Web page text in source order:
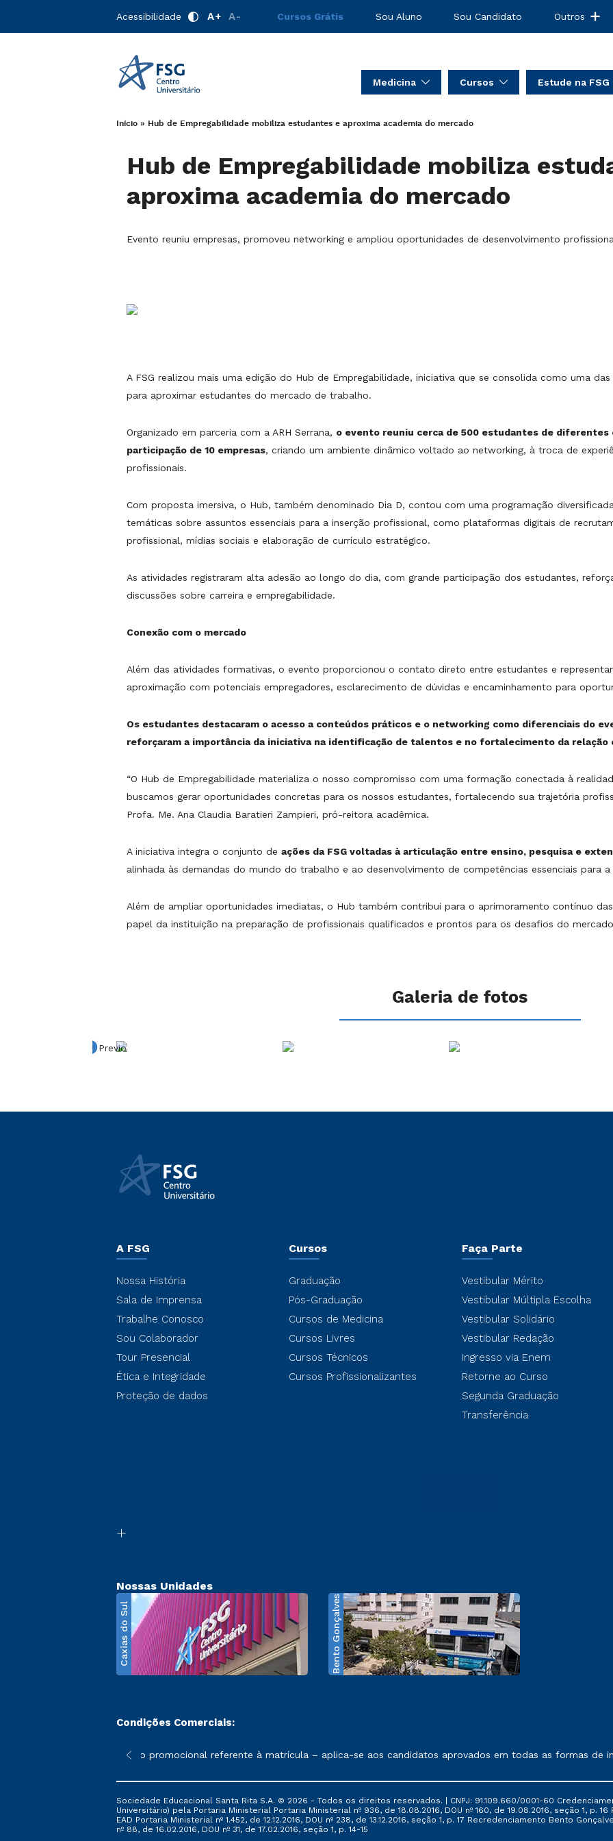
Acessibilidade A+ A- Cursos Grátis Sou Aluno Sou Candidato Outros
Medicina Cursos Estude na FSG
Início » Hub de Empregabilidade mobiliza estudantes e aproxima academia do mercado
Hub de Empregabilidade mobiliza
aproxima academia do mercado
Evento reuniu empresas, promoveu networking e ampliou oportunidades de desenvolvimento
A FSG realizou mais uma edição do Hub de Empregabilidade, iniciativa que se consolida como uma
para aproximar estudantes do mercado de trabalho.
Organizado em parceria com a ARH Serrana, o evento reuniu cerca de 500 estudantes de diferentes
participação de 10 empresas, criando um ambiente dinâmico voltado ao networking, à troca de
profissionais.
Com proposta imersiva, o Hub, também denominado Dia D, contou com uma programação
temáticas sobre assuntos essenciais para a inserção profissional, como plataformas digitais de
profissional, mídias sociais e elaboração de currículo estratégico.
As atividades registraram alta adesão ao longo do dia, com grande participação dos estudantes,
discussões sobre carreira e empregabilidade.
Conexão com o mercado
Além das atividades formativas, o evento proporcionou o contato direto entre estudantes e
aproximação com potenciais empregadores, esclarecimento de dúvidas e encaminhamento para
Os estudantes destacaram o acesso a conteúdos práticos e o networking como diferenciais do
reforçaram a importância da iniciativa na identificação de talentos e no fortalecimento da relação
“O Hub de Empregabilidade materializa o nosso compromisso com uma formação conectada à
buscamos gerar oportunidades concretas para os nossos estudantes, fortalecendo sua trajetória
Profa. Me. Ana Claudia Baratieri Zampieri, pró-reitora acadêmica.
A iniciativa integra o conjunto de ações da FSG voltadas à articulação entre ensino, pesquisa e
alinhada às demandas do mundo do trabalho e ao desenvolvimento de competências essenciais para a
Além de ampliar oportunidades imediatas, o Hub também contribui para o aprimoramento contínuo
papel da instituição na preparação de profissionais qualificados e prontos para os desafios do
Galeria de fotos
Previous
A FSG
Nossa História
Sala de Imprensa
Trabalhe Conosco
Sou Colaborador
Tour Presencial
Ética e Integridade
Proteção de dados
Cursos
Graduação
Pós-Graduação
Cursos de Medicina
Cursos Livres
Cursos Técnicos
Cursos Profissionalizantes
Faça Parte
Vestibular Mérito
Vestibular Múltipla Escolha
Vestibular Solidário
Vestibular Redação
Ingresso via Enem
Retorne ao Curso
Segunda Graduação
Transferência
Nossas Unidades
Caxias do Sul Bento Gonçalves
Condições Comerciais:
sofrer alterações nos períodos de rematrícula conforme exposto no contrato de prestação de serviços.
*A condição promocional referente à matrícula – aplica-se aos candidatos aprovados em todas as formas de
Sociedade Educacional Santa Rita S.A. © 2026 - Todos os direitos reservados. | CNPJ: 91.109.660/0001-60
Universitário) pela Portaria Ministerial Portaria Ministerial nº 936, de 18.08.2016, DOU nº 160, de 19.08.2016, seção 1, p.
EAD Portaria Ministerial nº 1.452, de 12.12.2016, DOU nº 238, de 13.12.2016, seção 1, p. 17 Recredenciamento Bento
nº 88, de 16.02.2016, DOU nº 31, de 17.02.2016, seção 1, p. 14-15